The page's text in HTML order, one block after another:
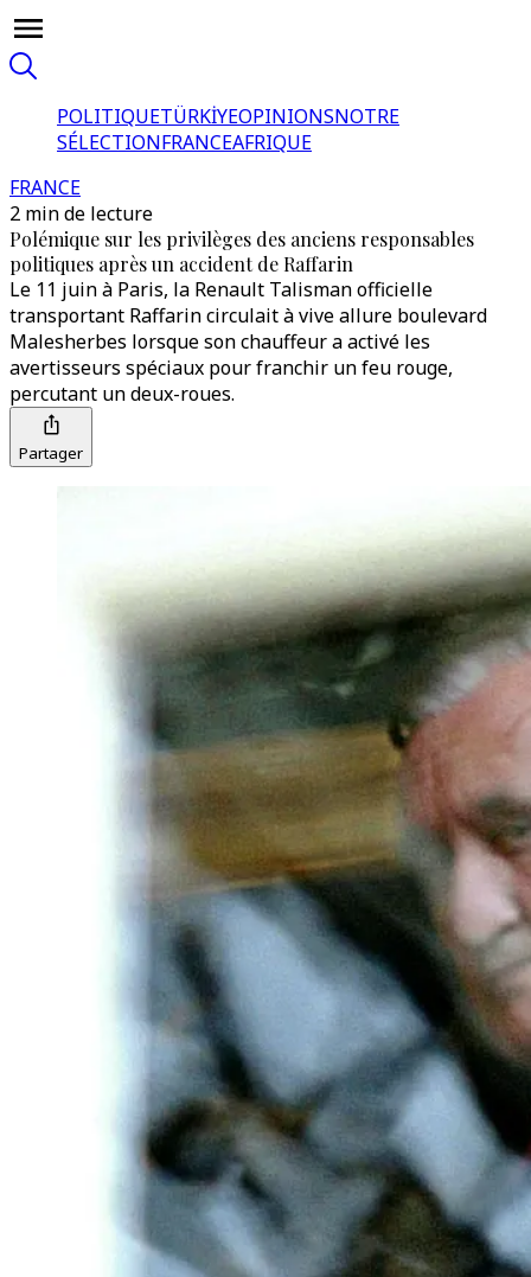
POLITIQUETÜRKİYEOPINIONSNOTRE
SÉLECTIONFRANCEAFRIQUE
FRANCE
2 min de lecture
Polémique sur les privilèges des anciens responsables
politiques après un accident de Raffarin
Le 11 juin à Paris, la Renault Talisman officielle
transportant Raffarin circulait à vive allure boulevard
Malesherbes lorsque son chauffeur a activé les
avertisseurs spéciaux pour franchir un feu rouge,
percutant un deux-roues.
Partager